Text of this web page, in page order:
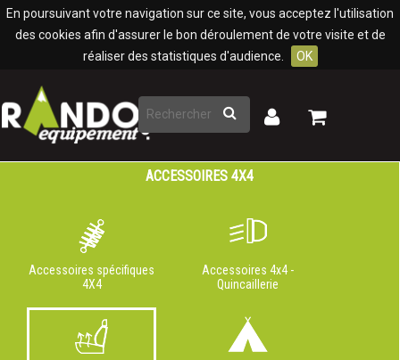
En poursuivant votre navigation sur ce site, vous acceptez l'utilisation
des cookies afin d'assurer le bon déroulement de votre visite et de
réaliser des statistiques d'audience.
OK
Rechercher
Mon
Mon
ACCESSOIRES 4X4
Accessoires spécifiques
4X4
Accessoires 4x4 -
Quincaillerie
Panneau de gestion des cookies